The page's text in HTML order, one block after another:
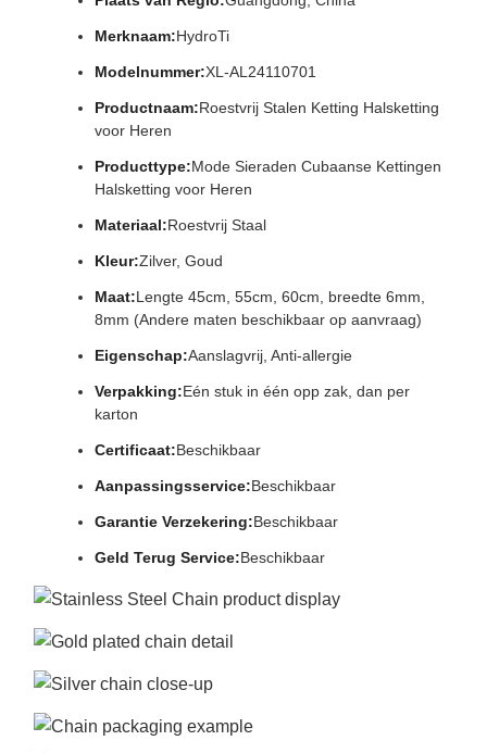
Merknaam:HydroTi
Modelnummer:XL-AL24110701
Productnaam:Roestvrij Stalen Ketting Halsketting
voor Heren
Producttype:Mode Sieraden Cubaanse Kettingen
Halsketting voor Heren
Materiaal:Roestvrij Staal
Kleur:Zilver, Goud
Maat:Lengte 45cm, 55cm, 60cm, breedte 6mm,
8mm (Andere maten beschikbaar op aanvraag)
Eigenschap:Aanslagvrij, Anti-allergie
Verpakking:Eén stuk in één opp zak, dan per
karton
Certificaat:Beschikbaar
Aanpassingsservice:Beschikbaar
Garantie Verzekering:Beschikbaar
Geld Terug Service:Beschikbaar